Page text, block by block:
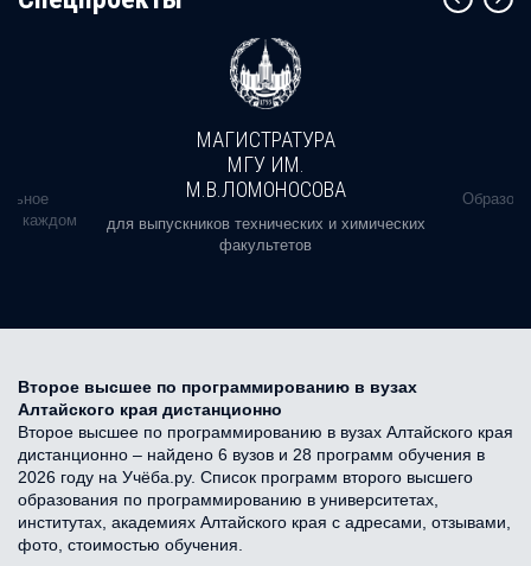
в каждом
МАГИСТРАТУРА
МГУ ИМ.
М.В.ЛОМОНОСОВА
для выпускников технических и химических
факультетов
Второе высшее по программированию в вузах
Алтайского края дистанционно
Второе высшее по программированию в вузах Алтайского края
дистанционно – найдено 6 вузов и 28 программ обучения в
2026 году на Учёба.ру. Список программ второго высшего
образования по программированию в университетах,
институтах, академиях Алтайского края с адресами, отзывами,
фото, стоимостью обучения.